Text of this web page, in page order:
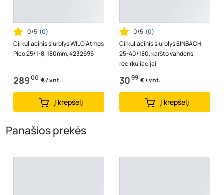
0/5 (0)
Cirkuliacinis siurblys WILO Atmos
Pico 25/1-8, 180mm, 4232696
28900 € / vnt.
Į krepšelį
0/5 (0)
Cirkuliacinis siurblys EINBACH,
25-40/180, karšto vandens
recirkuliacijai
3099 € / vnt.
Į krepšelį
Panašios prekės